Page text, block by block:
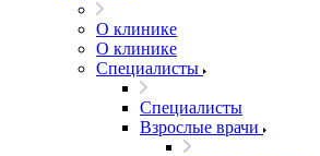
О клинике
О клинике
Специалисты
Специалисты
Взрослые врачи